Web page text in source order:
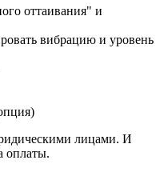
оттаивания" и
вибрацию и уровень
лицами. И
оплаты.